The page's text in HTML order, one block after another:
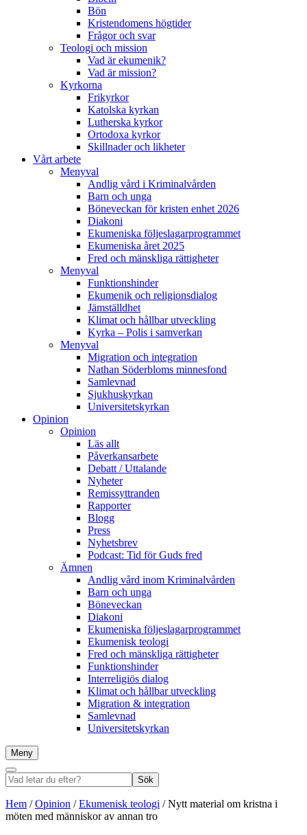
Bön
Kristendomens högtider
Frågor och svar
Teologi och mission
Vad är ekumenik?
Vad är mission?
Kyrkorna
Frikyrkor
Katolska kyrkan
Lutherska kyrkor
Ortodoxa kyrkor
Skillnader och likheter
Vårt arbete
Menyval
Andlig vård i Kriminalvården
Barn och unga
Böneveckan för kristen enhet 2026
Diakoni
Ekumeniska följeslagarprogrammet
Ekumeniska året 2025
Fred och mänskliga rättigheter
Menyval
Funktionshinder
Ekumenik och religionsdialog
Jämställdhet
Klimat och hållbar utveckling
Kyrka – Polis i samverkan
Menyval
Migration och integration
Nathan Söderbloms minnesfond
Samlevnad
Sjukhuskyrkan
Universitetskyrkan
Opinion
Opinion
Läs allt
Påverkansarbete
Debatt / Uttalande
Nyheter
Remissyttranden
Rapporter
Blogg
Press
Nyhetsbrev
Podcast: Tid för Guds fred
Ämnen
Andlig vård inom Kriminalvården
Barn och unga
Böneveckan
Diakoni
Ekumeniska följeslagarprogrammet
Ekumenisk teologi
Fred och mänskliga rättigheter
Funktionshinder
Interreligiös dialog
Klimat och hållbar utveckling
Migration & integration
Samlevnad
Universitetskyrkan
Meny
Sök
Vad
letar
du
efter?
Sök
Hem /Opinion /Ekumenisk teologi /Nytt material om kristna i
möten med människor av annan tro